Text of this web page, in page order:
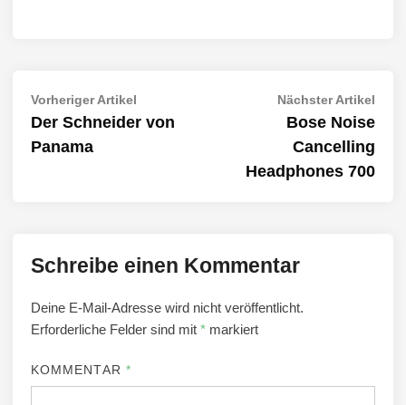
Beitragsnavigation
Vorheriger Artikel
Artikel:
Der Schneider von
Panama
Nächster Artikel
Bose Noise
Cancelling
Headphones 700
Schreibe einen Kommentar
Deine E-Mail-Adresse wird nicht veröffentlicht.
Erforderliche Felder sind mit * markiert
KOMMENTAR *